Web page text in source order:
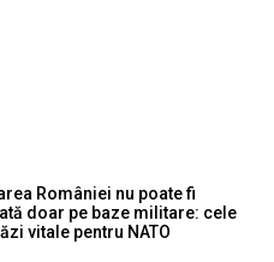
României nu poate fi
doar pe baze militare: cele
vitale pentru NATO